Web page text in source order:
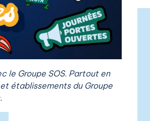
le Groupe SOS. Partout en
établissements du Groupe